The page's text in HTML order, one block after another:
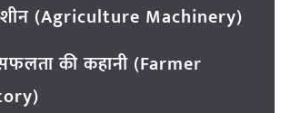
(Agriculture Machinery)
की कहानी (Farmer